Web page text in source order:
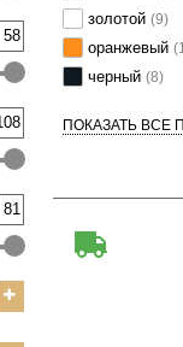
золотой (9)
оранжевый
черный (8)
ПОКАЗАТЬ ВСЕ